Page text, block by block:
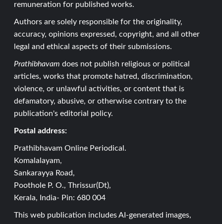
remuneration for published works.
Authors are solely responsible for the originality,
accuracy, opinions expressed, copyright, and all other
legal and ethical aspects of their submissions.
Prathibhavam does not publish religious or political
articles, works that promote hatred, discrimination,
violence, or unlawful activities, or content that is
defamatory, abusive, or otherwise contrary to the
publication's editorial policy.
Postal address:
Prathibhavam Online Periodical.
Komalalayam,
Sankarayya Road,
Poothole P. O., Thrissur(Dt),
Kerala, India- Pin: 680 004
This web publication includes AI-generated images,